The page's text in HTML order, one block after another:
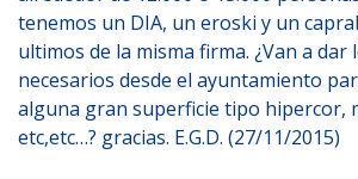
tenemos un DIA, un eroski y un
ultimos de la misma firma. ¿Van a dar
necesarios desde el ayuntamiento
alguna gran superficie tipo hipercor,
etc,etc…? gracias. E.G.D. (27/11/2015)